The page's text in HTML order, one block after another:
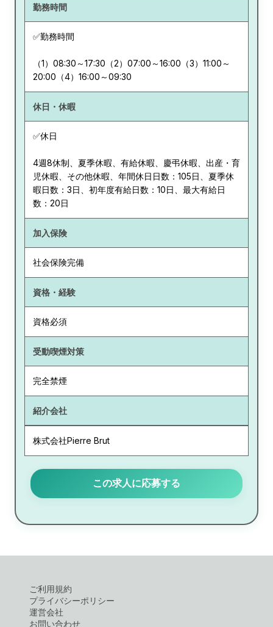
勤務時間
✅勤務時間
（1）08:30～17:30（2）07:00～16:00（3）11:00～
20:00（4）16:00～09:30
休日・休暇
✅休日
4週8休制、夏季休暇、有給休暇、慶弔休暇、出産・育
児休暇、その他休暇、年間休日日数：105日、夏季休
暇日数：3日、初年度有給日数：10日、最大有給日
数：20日
加入保険
社会保険完備
資格・経験
資格必須
受動喫煙対策
完全禁煙
紹介会社
株式会社Pierre Brut
この求人に応募する
ご利用規約
プライバシーポリシー
運営会社
お問い合わせ